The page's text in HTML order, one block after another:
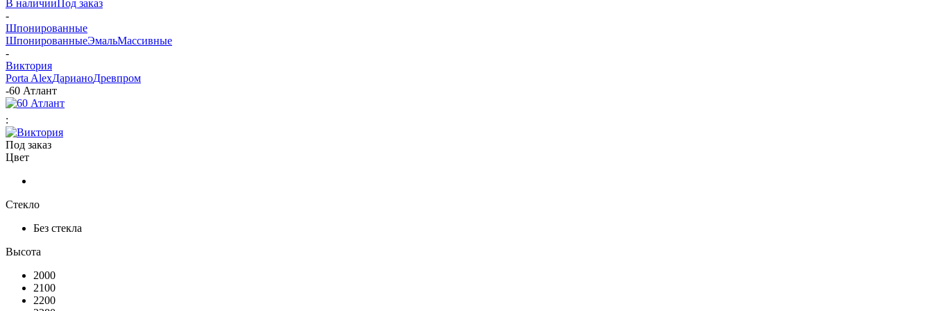
В наличииПод заказ
-
Шпонированные
ШпонированныеЭмальМассивные
-
Виктория
Porta AlexДарианоДревпром
-60 Атлант
:
Под заказ
Цвет
Стекло
Без стекла
Высота
2000
2100
2200